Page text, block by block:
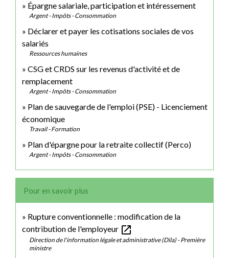
Épargne salariale, participation et intéressement
Argent - Impôts - Consommation
Déclarer et payer les cotisations sociales de vos
salariés
Ressources humaines
CSG et CRDS sur les revenus d'activité et de
remplacement
Argent - Impôts - Consommation
Plan de sauvegarde de l'emploi (PSE) - Licenciement
économique
Travail - Formation
Plan d'épargne pour la retraite collectif (Perco)
Argent - Impôts - Consommation
Pour en savoir plus
Rupture conventionnelle : modification de la
contribution de l'employeur open_in_new
Direction de l'information légale et administrative (Dila) - Première
ministre